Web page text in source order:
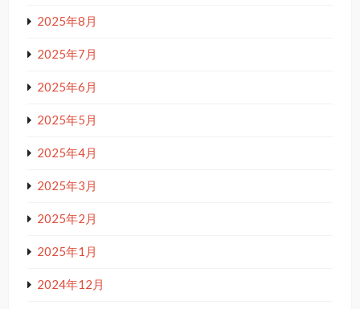
2025年8月
2025年7月
2025年6月
2025年5月
2025年4月
2025年3月
2025年2月
2025年1月
2024年12月